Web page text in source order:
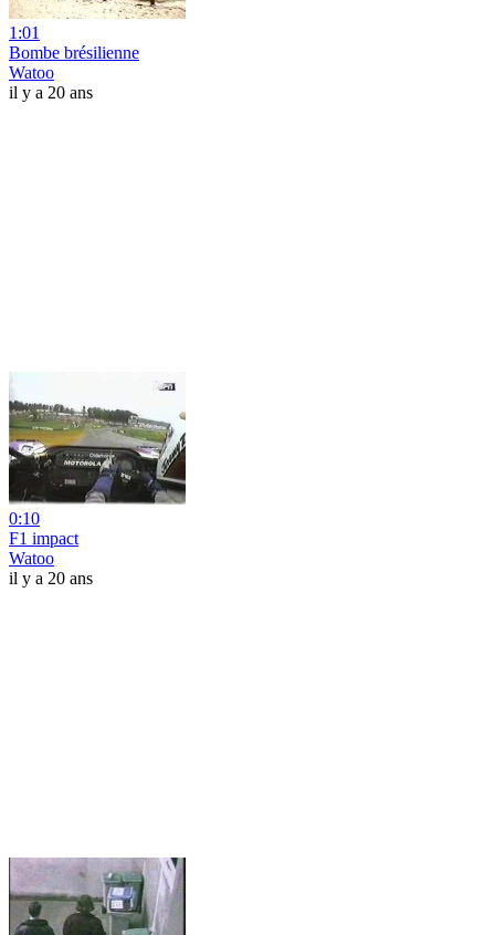
1:01
Bombe brésilienne
Watoo
il y a 20 ans
0:10
F1 impact
Watoo
il y a 20 ans